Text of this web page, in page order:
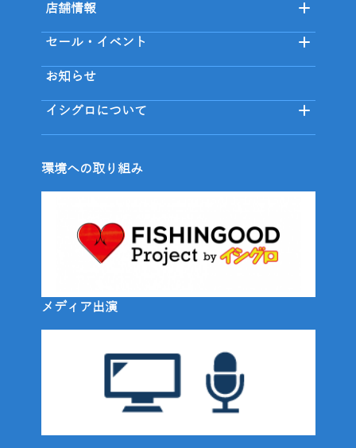
店舗情報
セール・イベント
お知らせ
イシグロについて
環境への取り組み
メディア出演